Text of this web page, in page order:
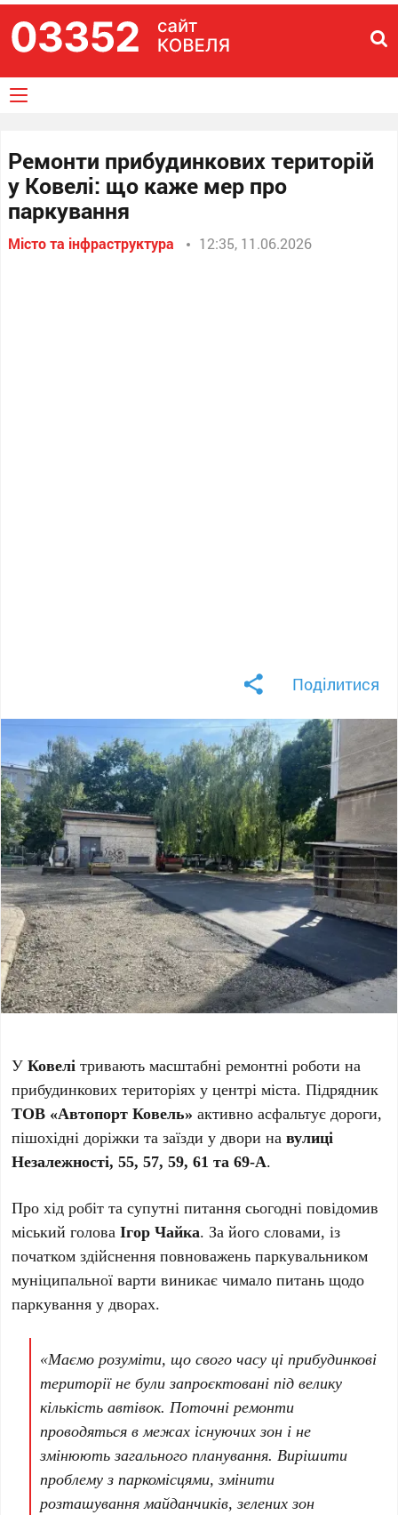
Ремонти прибудинкових територій
у Ковелі: що каже мер про
паркування
Місто та інфраструктура 12:35, 11.06.2026
Поділитися
УКовелі тривають масштабні ремонтні роботи на
прибудинкових територіях у центрі міста. Підрядник
ТОВ «Автопорт Ковель» активно асфальтує дороги,
пішохідні доріжки та заїзди у двори навулиці
Незалежності, 55, 57, 59, 61 та 69-А.
Про хід робіт та супутні питання сьогодні повідомив
міський головаІгор Чайка. За його словами, із
початком здійснення повноважень паркувальником
муніципальної варти виникає чимало питань щодо
паркування у дворах.
«Маємо розуміти, що свого часу ці прибудинкові
території не були запроєктовані під велику
кількість автівок. Поточні ремонти
проводяться в межах існуючих зон і не
змінюють загального планування. Вирішити
проблему з паркомісцями, змінити
розташування майданчиків, зелених зон